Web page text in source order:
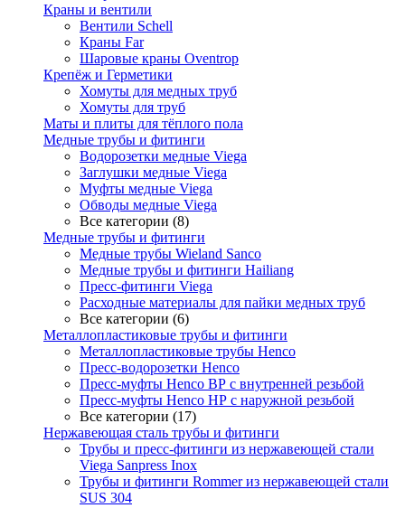
Краны и вентили
Вентили Schell
Краны Far
Шаровые краны Oventrop
Крепёж и Герметики
Хомуты для медных труб
Хомуты для труб
Маты и плиты для тёплого пола
Медные трубы и фитинги
Водорозетки медные Viega
Заглушки медные Viega
Муфты медные Viega
Обводы медные Viega
Все категории (8)
Медные трубы и фитинги
Медные трубы Wieland Sanco
Медные трубы и фитинги Hailiang
Пресс-фитинги Viega
Расходные материалы для пайки медных труб
Все категории (6)
Металлопластиковые трубы и фитинги
Металлопластиковые трубы Henco
Пресс-водорозетки Henco
Пресс-муфты Henco ВР с внутренней резьбой
Пресс-муфты Henco НР с наружной резьбой
Все категории (17)
Нержавеющая сталь трубы и фитинги
Трубы и пресс-фитинги из нержавеющей стали
Viega Sanpress Inox
Трубы и фитинги Rommer из нержавеющей стали
SUS 304